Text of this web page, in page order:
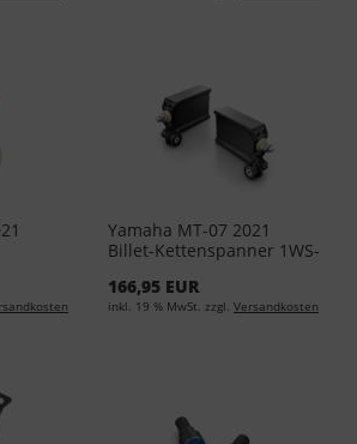
Yamaha MT-07 2021
Billet-Kettenspanner 1WS-
166,95 EUR
inkl. 19 % MwSt. zzgl. Versandkosten